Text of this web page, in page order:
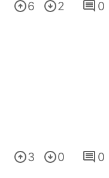
6 2 0
3 0 0